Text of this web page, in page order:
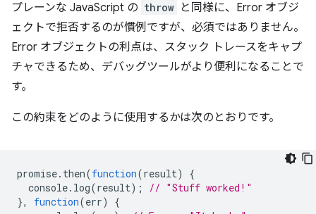
プレーンな JavaScript の throw と同様に、Error オブジ
ェクトで拒否するのが慣例ですが、必須ではありません。
Error オブジェクトの利点は、スタック トレースをキャプ
チャできるため、デバッグツールがより便利になることで
す。
この約束をどのように使用するかは次のとおりです。
promise. then(function(result)
{
console. log(result);
// "Stuff worked!"
},
function(err)
{